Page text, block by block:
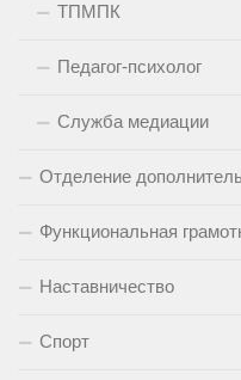
ТПМПК
Педагог-психолог
Служба медиации
Отделение
Функциональная
Наставничество
Спорт